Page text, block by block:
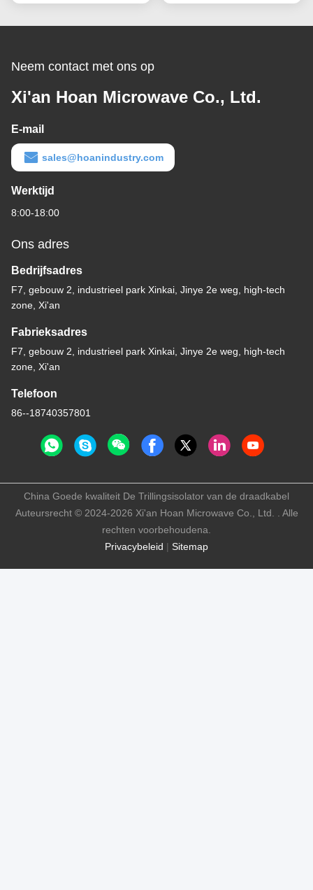
Neem contact met ons op
Xi'an Hoan Microwave Co., Ltd.
E-mail
sales@hoanindustry.com
Werktijd
8:00-18:00
Ons adres
Bedrijfsadres
F7, gebouw 2, industrieel park Xinkai, Jinye 2e weg, high-tech
zone, Xi'an
Fabrieksadres
F7, gebouw 2, industrieel park Xinkai, Jinye 2e weg, high-tech
zone, Xi'an
Telefoon
86--18740357801
Privacybeleid | Sitemap
China Goede kwaliteit De Trillingsisolator van de draadkabel
Auteursrecht © 2024-2026 Xi'an Hoan Microwave Co., Ltd. . Alle
rechten voorbehoudena.